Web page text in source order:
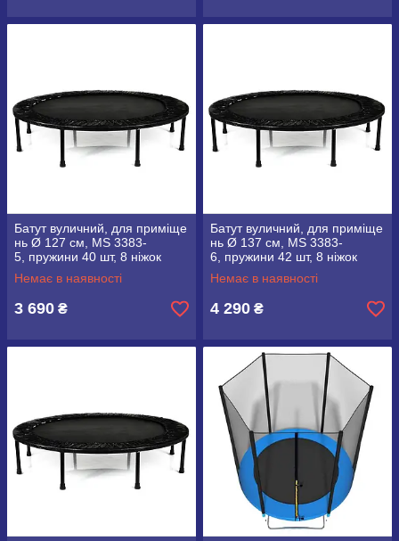
Батут вуличний, для приміще
нь Ø 127 см, MS 3383-
5, пружини 40 шт, 8 ніжок
Немає в наявності
3 690 ₴
Батут вуличний, для приміще
нь Ø 137 см, MS 3383-
6, пружини 42 шт, 8 ніжок
Немає в наявності
4 290 ₴